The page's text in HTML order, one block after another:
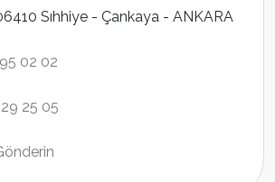
Sıhhiye - Çankaya - ANKARA
02 02
25 05